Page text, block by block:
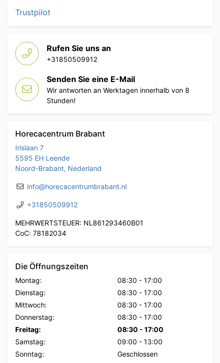
Trustpilot
Rufen Sie uns an
+31850509912
Senden Sie eine E-Mail
Wir antworten an Werktagen innerhalb von 8
Stunden!
Horecacentrum Brabant
Irislaan 7
5595 EH Leende
Noord-Brabant, Nederland
info@horecacentrumbrabant.nl
+31850509912
MEHRWERTSTEUER: NL861293460B01
CoC: 78182034
Die Öffnungszeiten
Montag: 08:30 - 17:00
Dienstag:
08:30 - 17:00
Mittwoch:
08:30 - 17:00
Donnerstag:
08:30 - 17:00
Freitag:
08:30 - 17:00
Samstag:
09:00 - 13:00
Sonntag:
Geschlossen